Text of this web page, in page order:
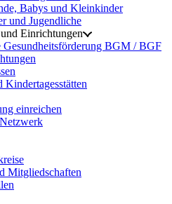
Babys und Kleinkinder
und Jugendliche
Einrichtungen
Gesundheitsförderung BGM / BGF
Kindertagesstätten
einreichen
Mitgliedschaften